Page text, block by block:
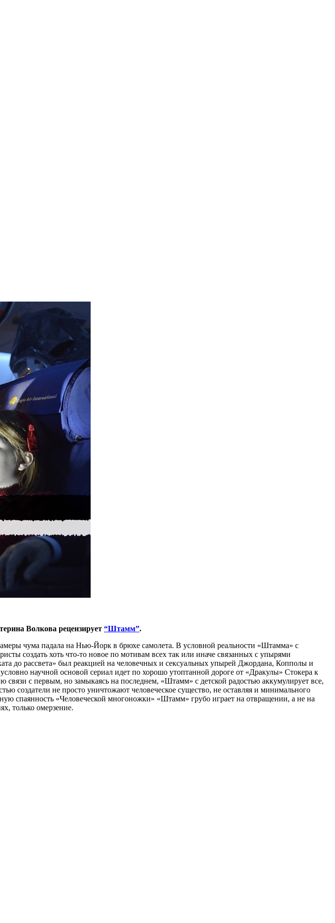
Волкова рецензирует “Штамм”.
чума падала на Нью-Йорк в брюхе самолета. В условной реальности «Штамма» с
создать хоть что-то новое по мотивам всех так или иначе связанных с упырями
до рассвета» был реакцией на человечных и сексуальных упырей Джордана, Копполы и
научной основой сериал идет по хорошо утоптанной дороге от «Дракулы» Стокера к
с первым, но замыкаясь на последнем, «Штамм» с детской радостью аккумулирует все,
создатели не просто уничтожают человеческое существо, не оставляя и минимального
спаянность «Человеческой многоножки» «Штамм» грубо играет на отвращении, а не на
только омерзение.